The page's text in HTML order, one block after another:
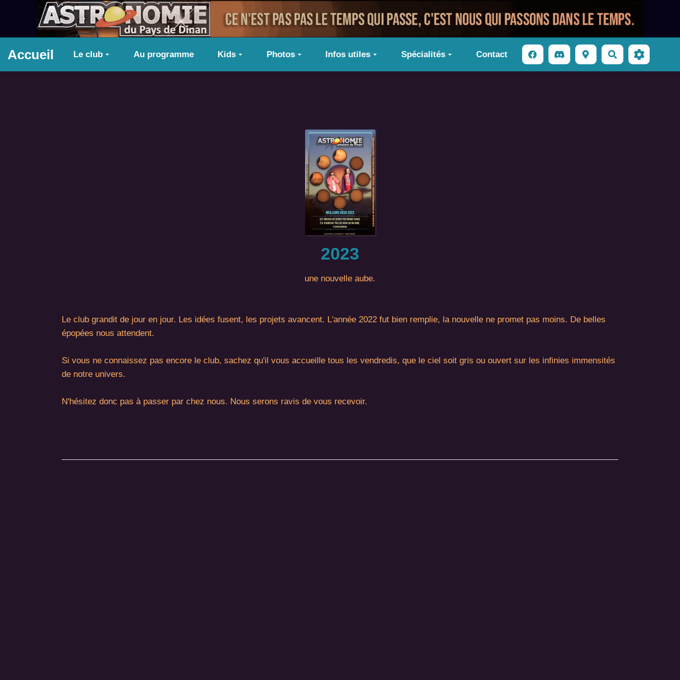
Aller au contenu principal
Accueil Le club Au programme Kids Photos Infos utiles Spécialités Contact Rechercher
2023
une nouvelle aube.
Le club grandit de jour en jour. Les idées fusent, les projets avancent. L'année 2022 fut bien remplie, la nouvelle ne promet pas moins. De belles
épopées nous attendent.
Si vous ne connaissez pas encore le club, sachez qu'il vous accueille tous les vendredis, que le ciel soit gris ou ouvert sur les infinies immensités
de notre univers.
N'hésitez donc pas à passer par chez nous. Nous serons ravis de vous recevoir.